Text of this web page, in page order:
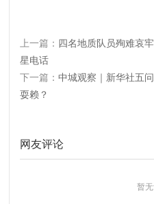
上一篇： 四名地质队员殉难哀
星电话
下一篇：中城观察｜新华社五
耍赖？
网友评论
暂